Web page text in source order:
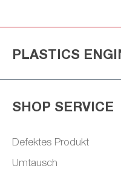
PLASTICS
SHOP SERVICE
Defektes Produkt
Umtausch